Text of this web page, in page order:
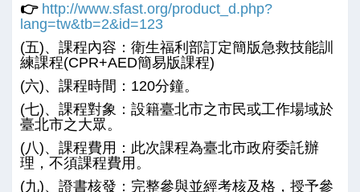
👉 http://www.sfast.org/product_d.php?
lang=tw&tb=2&id=123
(五)、課程內容：衛生福利部訂定簡版急救技能訓
練課程(CPR+AED簡易版課程)
(六)、課程時間：120分鐘。
(七)、課程對象：設籍臺北市之市民或工作場域於
臺北市之大眾。
(八)、課程費用：此次課程為臺北市政府委託辦
理，不須課程費用。
(九)、證書核發：完整參與並經考核及格，授予參